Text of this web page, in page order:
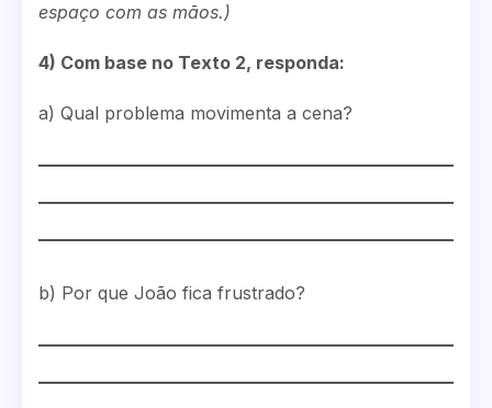
espaço com as mãos.)
4) Com base no Texto 2, responda:
a) Qual problema movimenta a cena?
b) Por que João fica frustrado?